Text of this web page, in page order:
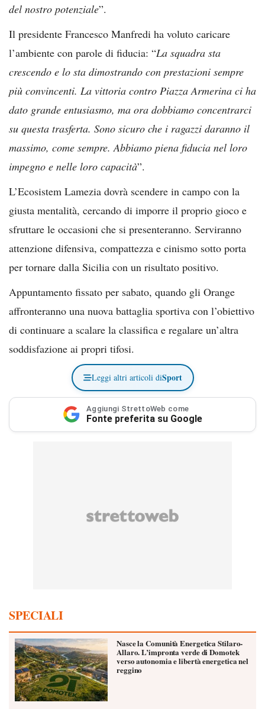
del nostro potenziale”.
Il presidente Francesco Manfredi ha voluto caricare
l’ambiente con parole di fiducia: “La squadra sta
crescendo e lo sta dimostrando con prestazioni sempre
più convincenti. La vittoria contro Piazza Armerina ci ha
dato grande entusiasmo, ma ora dobbiamo concentrarci
su questa trasferta. Sono sicuro che i ragazzi daranno il
massimo, come sempre. Abbiamo piena fiducia nel loro
impegno e nelle loro capacità”.
L’Ecosistem Lamezia dovrà scendere in campo con la
giusta mentalità, cercando di imporre il proprio gioco e
sfruttare le occasioni che si presenteranno. Serviranno
attenzione difensiva, compattezza e cinismo sotto porta
per tornare dalla Sicilia con un risultato positivo.
Appuntamento fissato per sabato, quando gli Orange
affronteranno una nuova battaglia sportiva con l’obiettivo
di continuare a scalare la classifica e regalare un’altra
soddisfazione ai propri tifosi.
Leggi altri articoli diSport
Aggiungi StrettoWeb come
Fonte preferita su Google
SPECIALI
Nasce la Comunità Energetica Stilaro-
Allaro. L’impronta verde di Domotek
verso autonomia e libertà energetica nel
reggino